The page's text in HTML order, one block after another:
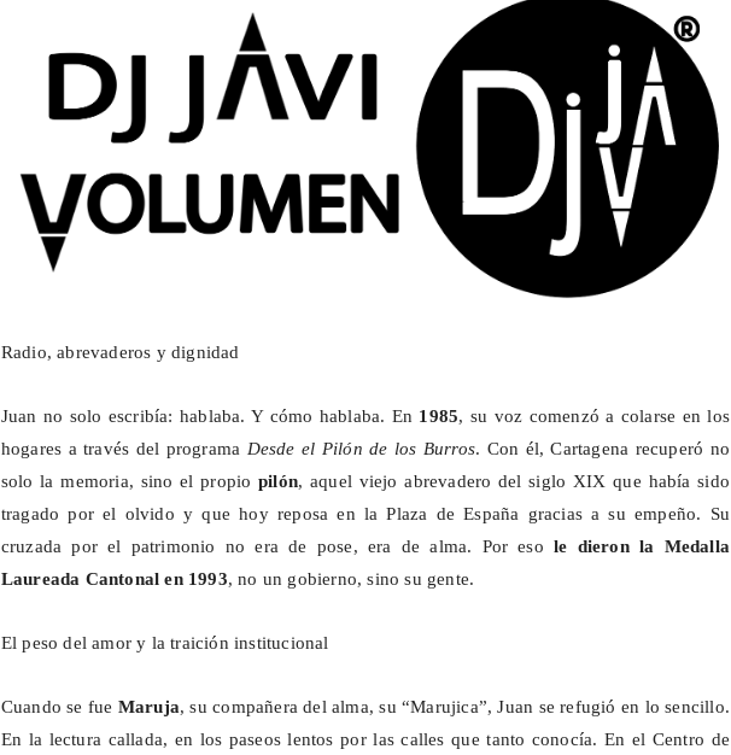
Radio, abrevaderos y dignidad
Juan no solo escribía: hablaba. Y cómo hablaba. En 1985, su voz comenzó a colarse en los
hogares a través del programa Desde el Pilón de los Burros. Con él, Cartagena recuperó no
solo la memoria, sino el propiopilón, aquel viejo abrevadero del siglo XIX que había sido
tragado por el olvido y que hoy reposa en la Plaza de España gracias a su empeño. Su
cruzada por el patrimonio no era de pose, era de alma. Por esole dieron la Medalla
Laureada Cantonal en 1993, no un gobierno, sino su gente.
El peso del amor y la traición institucional
Cuando se fue Maruja, su compañera del alma, su “Marujica”, Juan se refugió en lo sencillo.
En la lectura callada, en los paseos lentos por las calles que tanto conocía. En el Centro de